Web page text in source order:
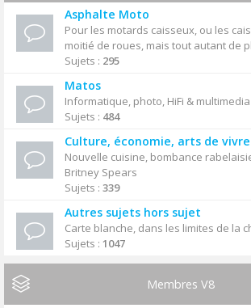
Asphalte Moto
Pour les motards caisseux, ou les
moitié de roues, mais tout autant de
Sujets : 295
Matos
Informatique, photo, HiFi &
Sujets : 484
Culture, économie, arts de
Nouvelle cuisine, bombance
Britney Spears
Sujets : 339
Autres sujets hors sujet
Carte blanche, dans les limites de la
Sujets : 1047
Membres V8